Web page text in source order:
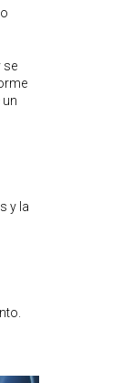
se
y la